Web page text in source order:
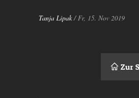
Tanja Lipak/ Fr, 15. Nov 2019
Zur